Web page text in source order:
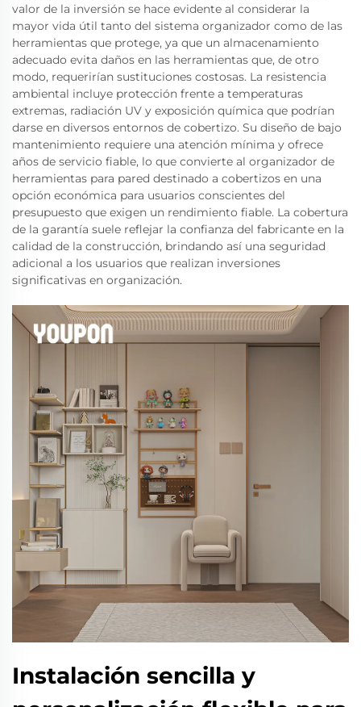
valor de la inversión se hace evidente al considerar la
mayor vida útil tanto del sistema organizador como de las
herramientas que protege, ya que un almacenamiento
adecuado evita daños en las herramientas que, de otro
modo, requerirían sustituciones costosas. La resistencia
ambiental incluye protección frente a temperaturas
extremas, radiación UV y exposición química que podrían
darse en diversos entornos de cobertizo. Su diseño de bajo
mantenimiento requiere una atención mínima y ofrece
años de servicio fiable, lo que convierte al organizador de
herramientas para pared destinado a cobertizos en una
opción económica para usuarios conscientes del
presupuesto que exigen un rendimiento fiable. La cobertura
de la garantía suele reflejar la confianza del fabricante en la
calidad de la construcción, brindando así una seguridad
adicional a los usuarios que realizan inversiones
significativas en organización.
Instalación sencilla y